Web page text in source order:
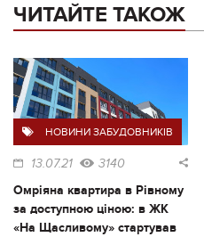
ЧИТАЙТЕ ТАКОЖ
НОВИНИ ЗАБУДОВНИКІВ
13.07.21 3140
Омріяна квартира в Рівному
за доступною ціною: в ЖК
«На Щасливому» стартував